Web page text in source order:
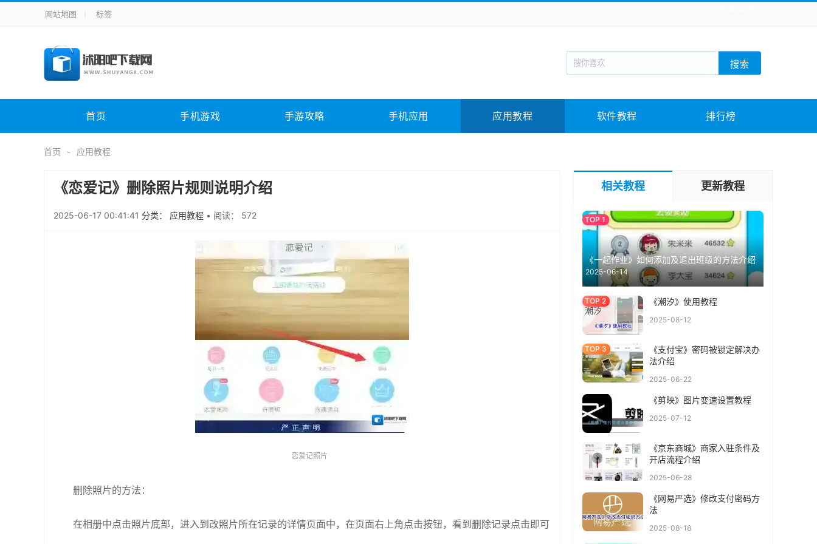
手机应用 新闻阅读 旅游出行 生活实用
手机游戏 H5游戏 回合网游 战棋游戏 枪战射击
电脑软件 其它类别 图形软件 安全相关 应用软件 影音软件 插件下载 教育教学 游戏娱乐 系统软件 素材下载
未分类 综合其它
网站地图 标签
搜索
首页 手机游戏 手游攻略 手机应用 应用教程 软件教程 排行榜
首页 应用教程
《恋爱记》删除照片规则说明介绍
2025-06-17 00:41:41 分类： 应用教程 • 阅读： 572
恋爱记照片
删除照片的方法：
在相册中点击照片底部，进入到改照片所在记录的详情页面中，在页面右上角点击按钮，看到删除记录点击即可
相关教程 更新教程
《一起作业》如何添加及退出班级的方法介绍
2025-06-14
《潮汐》使用教程
2025-08-12
《支付宝》密码被锁定解决办
法介绍
2025-06-22
《剪映》图片变速设置教程
2025-07-12
《京东商城》商家入驻条件及
开店流程介绍
2025-06-28
《网易严选》修改支付密码方
法
2025-08-18